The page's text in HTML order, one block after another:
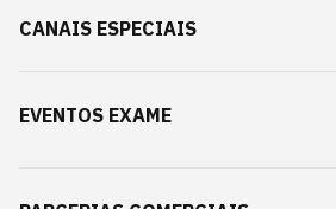
CANAIS ESPECIAIS
EVENTOS EXAME